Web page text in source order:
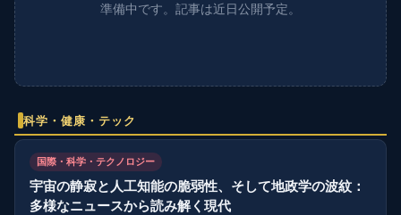
準備中です。記事は近日公開予定。
科学・健康・テック
国際・科学・テクノロジー
宇宙の静寂と人工知能の脆弱性、そして地政学の波紋：
多様なニュースから読み解く現代